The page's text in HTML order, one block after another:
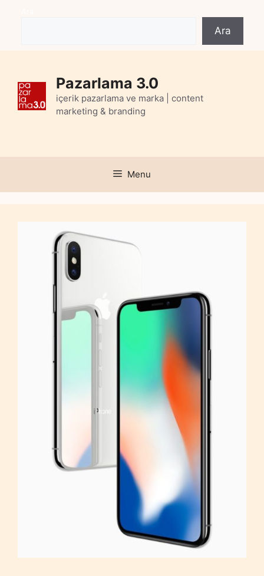
Ara
Pazarlama 3.0
içerik pazarlama ve marka | content
marketing & branding
Menu